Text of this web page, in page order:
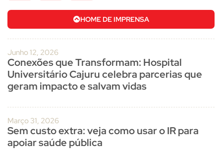
HOME DE IMPRENSA
Junho 12, 2026
Conexões que Transformam: Hospital
Universitário Cajuru celebra parcerias que
geram impacto e salvam vidas
Março 31, 2026
Sem custo extra: veja como usar o IR para
apoiar saúde pública